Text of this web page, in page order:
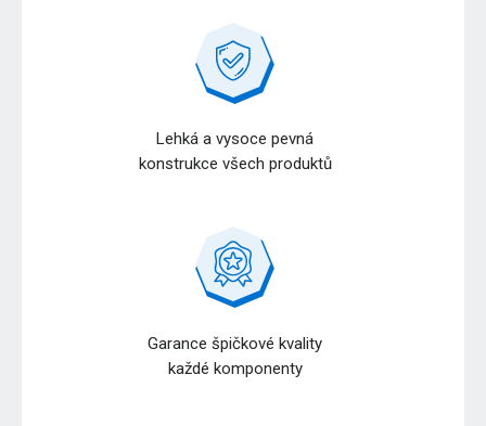
Lehká a vysoce pevná
konstrukce všech produktů
Garance špičkové kvality
každé komponenty